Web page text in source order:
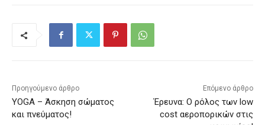
Προηγούμενο άρθρο
YOGA – Άσκηση σώματος
και πνεύματος!
Επόμενο άρθρο
Έρευνα: Ο ρόλος των low
cost αεροπορικών στις